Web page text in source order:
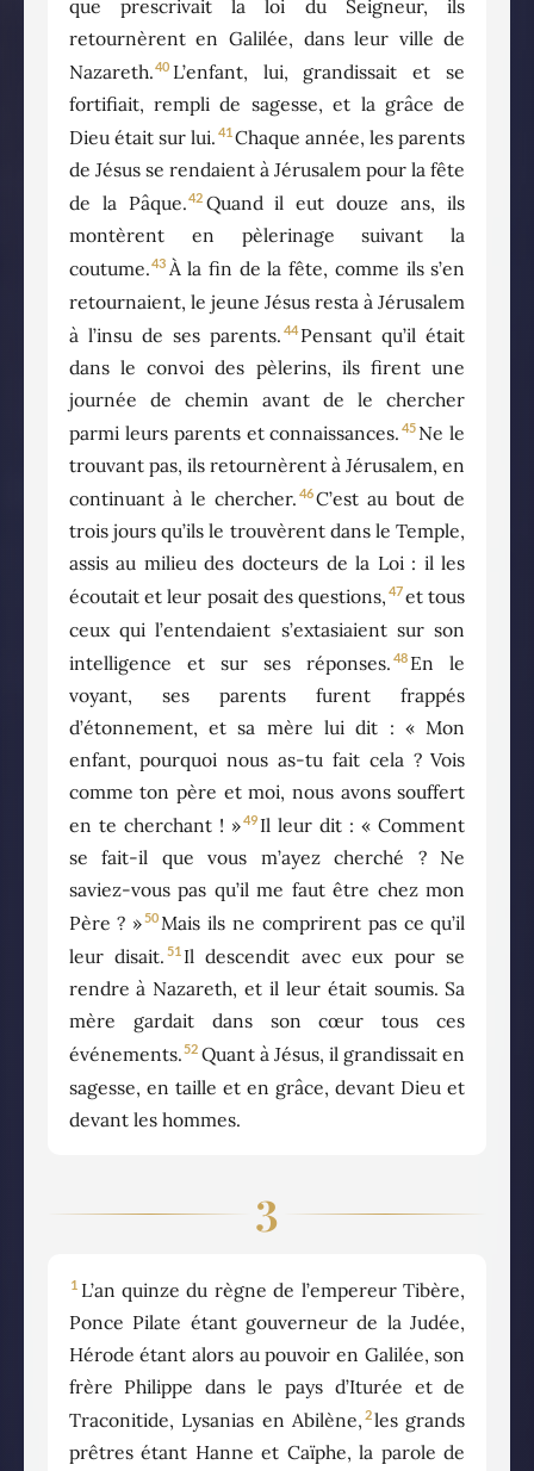
que prescrivait la loi du Seigneur, ils
retournèrent en Galilée, dans leur ville de
Nazareth.40 L’enfant, lui, grandissait et se
fortifiait, rempli de sagesse, et la grâce de
Dieu était sur lui. 41 Chaque année, les parents
de Jésus se rendaient à Jérusalem pour la fête
de la Pâque.42 Quand il eut douze ans, ils
montèrent en pèlerinage suivant la
coutume.43 À la fin de la fête, comme ils s’en
retournaient, le jeune Jésus resta à Jérusalem
à l’insu de ses parents. 44 Pensant qu’il était
dans le convoi des pèlerins, ils firent une
journée de chemin avant de le chercher
parmi leurs parents et connaissances. 45 Ne le
trouvant pas, ils retournèrent à Jérusalem, en
continuant à le chercher. 46C’est au bout de
trois jours qu’ils le trouvèrent dans le Temple,
assis au milieu des docteurs de la Loi : il les
écoutait et leur posait des questions, 47et tous
ceux qui l’entendaient s’extasiaient sur son
intelligence et sur ses réponses. 48 En le
voyant, ses parents furent frappés
d’étonnement, et sa mère lui dit : « Mon
enfant, pourquoi nous as-tu fait cela ? Vois
comme ton père et moi, nous avons souffert
en te cherchant ! »49 Il leur dit : « Comment
se fait-il que vous m’ayez cherché ? Ne
saviez-vous pas qu’il me faut être chez mon
Père ? »50Mais ils ne comprirent pas ce qu’il
leur disait. 51 Il descendit avec eux pour se
rendre à Nazareth, et il leur était soumis. Sa
mère gardait dans son cœur tous ces
événements.52 Quant à Jésus, il grandissait en
sagesse, en taille et en grâce, devant Dieu et
devant les hommes.
3
1 L’an quinze du règne de l’empereur Tibère,
Ponce Pilate étant gouverneur de la Judée,
Hérode étant alors au pouvoir en Galilée, son
frère Philippe dans le pays d’Iturée et de
Traconitide, Lysanias en Abilène, 2les grands
prêtres étant Hanne et Caïphe, la parole de